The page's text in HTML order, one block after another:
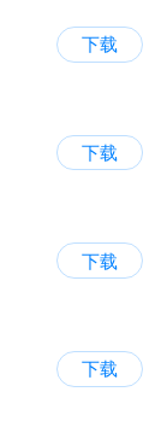
下载
下载
下载
下载